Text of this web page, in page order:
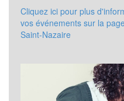
Cliquez ici pour plus
vos événements sur la
Saint-Nazaire